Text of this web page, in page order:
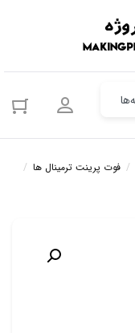
ورود به
/ فوت پرینت ترمینال ها /